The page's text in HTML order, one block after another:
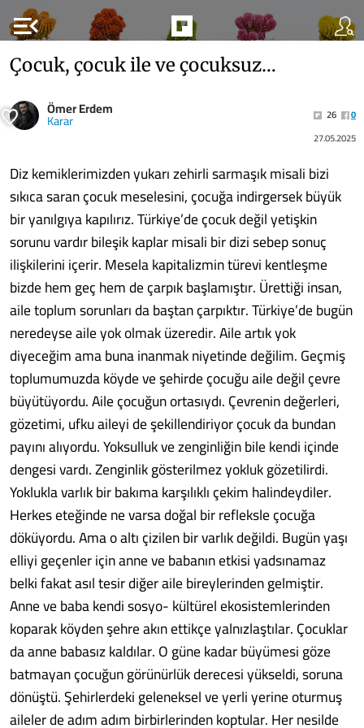
menu_open
Çocuk, çocuk ile ve çocuksuz…
Ömer Erdem
Karar 26
0
27.05.2025
Diz kemiklerimizden yukarı zehirli sarmaşık misali bizi
sıkıca saran çocuk meselesini, çocuğa indirgersek büyük
bir yanılgıya kapılırız. Türkiye’de çocuk değil yetişkin
sorunu vardır bileşik kaplar misali bir dizi sebep sonuç
ilişkilerini içerir. Mesela kapitalizmin türevi kentleşme
bizde hem geç hem de çarpık başlamıştır. Ürettiği insan,
aile toplum sorunları da baştan çarpıktır. Türkiye’de bugün
neredeyse aile yok olmak üzeredir. Aile artık yok
diyeceğim ama buna inanmak niyetinde değilim. Geçmiş
toplumumuzda köyde ve şehirde çocuğu aile değil çevre
büyütüyordu. Aile çocuğun ortasıydı. Çevrenin değerleri,
gözetimi, ufku aileyi de şekillendiriyor çocuk da bundan
payını alıyordu. Yoksulluk ve zenginliğin bile kendi içinde
dengesi vardı. Zenginlik gösterilmez yokluk gözetilirdi.
Yoklukla varlık bir bakıma karşılıklı çekim halindeydiler.
Herkes eteğinde ne varsa doğal bir refleksle çocuğa
döküyordu. Ama o altı çizilen bir varlık değildi. Bugün yaşı
elliyi geçenler için anne ve babanın etkisi yadsınamaz
belki fakat asıl tesir diğer aile bireylerinden gelmiştir.
Anne ve baba kendi sosyo- kültürel ekosistemlerinden
koparak köyden şehre akın ettikçe yalnızlaştılar. Çocuklar
da anne babasız kaldılar. O güne kadar büyümesi göze
batmayan çocuğun görünürlük derecesi yükseldi, soruna
dönüştü. Şehirlerdeki geleneksel ve yerli yerine oturmuş
aileler de adım adım birbirlerinden koptular. Her nesilde